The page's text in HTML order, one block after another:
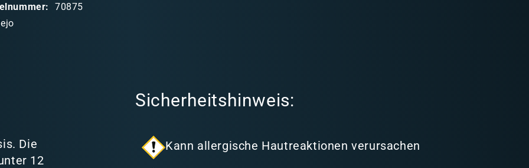
70875
Sicherheitshinweis:
Die
12
Kann allergische Hautreaktionen verursachen